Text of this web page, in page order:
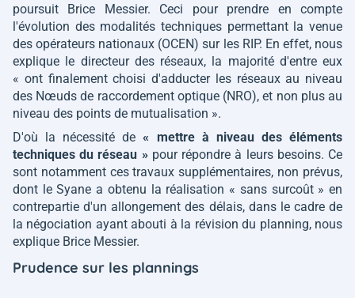
poursuit Brice Messier. Ceci pour prendre en compte
l'évolution des modalités techniques permettant la venue
des opérateurs nationaux (OCEN) sur les RIP. En effet, nous
explique le directeur des réseaux, la majorité d'entre eux
« ont finalement choisi d'adducter les réseaux au niveau
des Nœuds de raccordement optique (NRO), et non plus au
niveau des points de mutualisation ».
D'où la nécessité de« mettre à niveau des éléments
techniques du réseau »pour répondre à leurs besoins. Ce
sont notamment ces travaux supplémentaires, non prévus,
dont le Syane a obtenu la réalisation « sans surcoût »en
contrepartie d'un allongement des délais, dans le cadre de
la négociation ayant abouti à la révision du planning, nous
explique Brice Messier.
Prudence sur les plannings